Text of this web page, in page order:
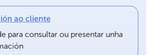
ao cliente
para consultar ou presentar unha